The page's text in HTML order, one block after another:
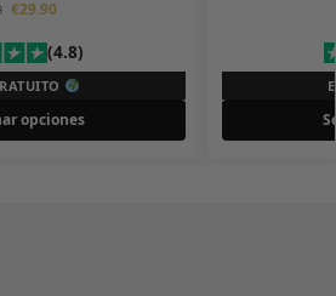
€29.90
(4.8)
opciones